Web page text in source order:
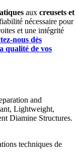
aux creusets et
nécessaire pour
et une intégrité
nous dès
qualité de vos
and
Lightweight,
Diamine Structures.
techniques de